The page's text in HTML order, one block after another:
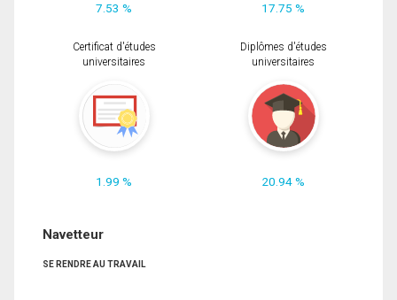
7.53 % 17.75 %
Certificat d'études
universitaires
1.99 %
Diplômes d'études
universitaires
20.94 %
Navetteur
SE RENDRE AU TRAVAIL